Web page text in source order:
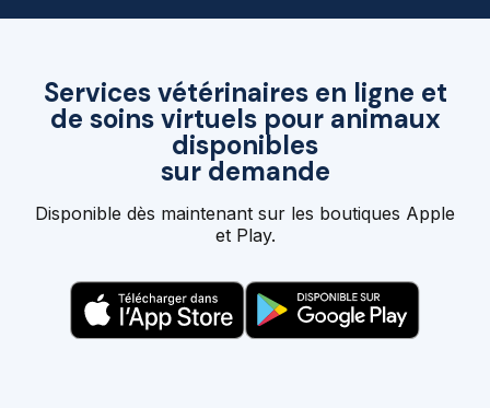
Services vétérinaires en ligne et
de soins virtuels pour animaux
disponibles
sur demande
Disponible dès maintenant sur les boutiques Apple
et Play.